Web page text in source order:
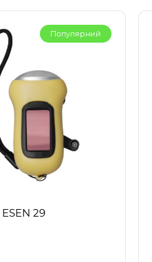
Популярний
29